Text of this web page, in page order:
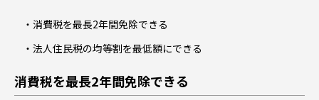
消費税を最長2年間免除できる
法人住民税の均等割を最低額にできる
消費税を最長2年間免除できる